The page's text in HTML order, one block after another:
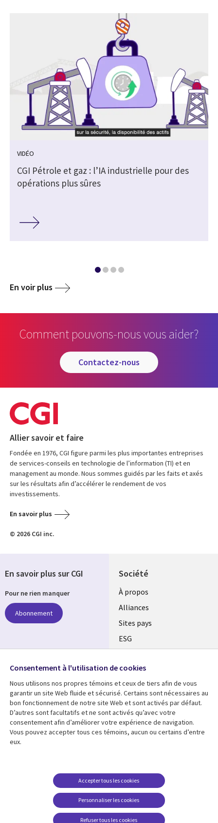
VIDÉO
CGI Pétrole et gaz : l’IA industrielle pour des
opérations plus sûres
En voir plus
Comment pouvons-nous vous aider?
contactez-nous
Allier savoir et faire
Fondée en 1976, CGI figure parmi les plus importantes entreprises
de services-conseils en technologie de l’information (TI) et en
management au monde. Nous sommes guidés par les faits et axés
sur les résultats afin d’accélérer le rendement de vos
investissements.
En savoir plus
© 2026 CGI inc.
Société
À propos
Alliances
Sites pays
ESG
Fusions
Salle de presse
Ressources
Articles
Études de cas
Baladodiffusions
Support
Restrictions et
conditions juridiques
Carrières FAQ
Centre de gestion des
En savoir plus sur CGI
Pour ne rien manquer
Abonnement
Suivez-nous
Social
Media
Global
FR
Consentement à l'utilisation de cookies
Nous utilisons nos propres témoins et ceux de tiers afin de vous
garantir un site Web fluide et sécurisé. Certains sont nécessaires au
bon fonctionnement de notre site Web et sont activés par défaut.
D’autres sont facultatifs et ne sont activés qu’avec votre
consentement afin d’améliorer votre expérience de navigation.
Vous pouvez accepter tous ces témoins, aucun ou certains d’entre
eux.
Personnaliser les cookies
Accepter tous les cookies
Refuser tous les cookies